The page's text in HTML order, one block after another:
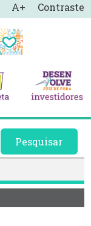
A+ Contraste
Pesquisar